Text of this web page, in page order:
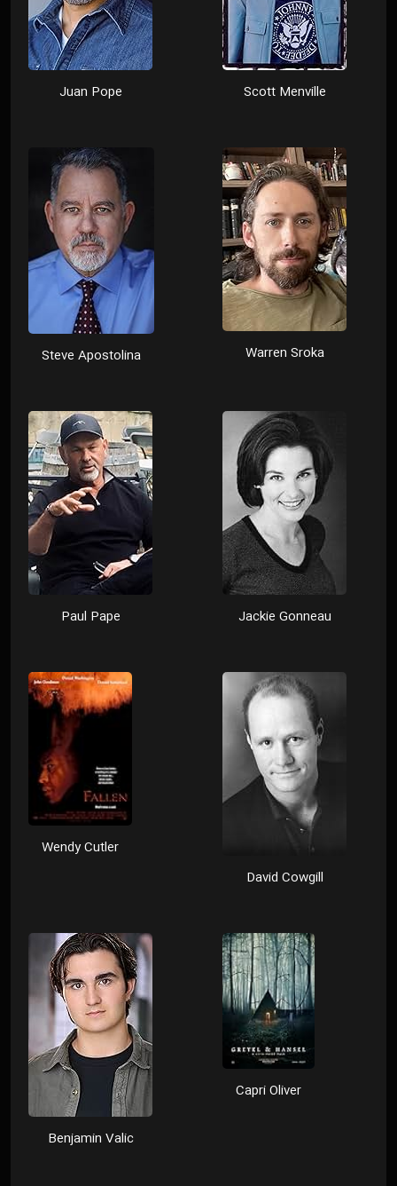
Scott Menville
Juan Pope
Warren Sroka
Steve Apostolina
Jackie Gonneau
Paul Pape
David Cowgill
Wendy Cutler
Capri Oliver
Benjamin Valic